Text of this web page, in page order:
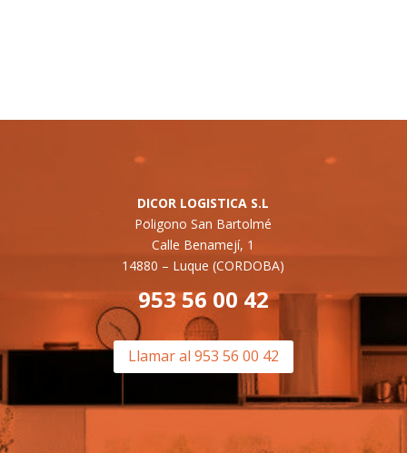
DICOR LOGISTICA S.L
Poligono San Bartolmé
Calle Benamejí, 1
14880 – Luque (CORDOBA)
953 56 00 42
Llamar al 953 56 00 42